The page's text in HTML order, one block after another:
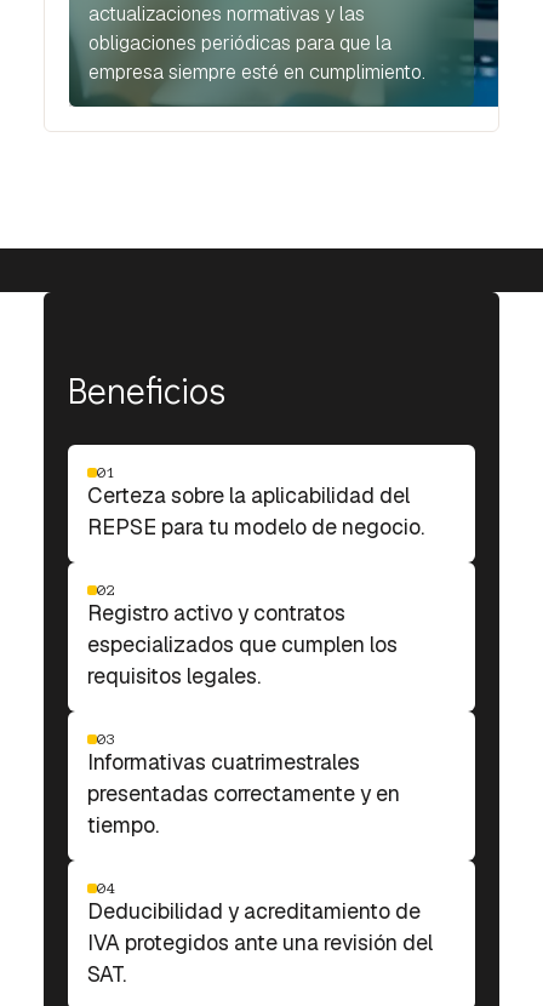
actualizaciones normativas y las
obligaciones periódicas para que la
empresa siempre esté en cumplimiento.
Beneficios
01
Certeza sobre la aplicabilidad del
REPSE para tu modelo de negocio.
02
Registro activo y contratos
especializados que cumplen los
requisitos legales.
03
Informativas cuatrimestrales
presentadas correctamente y en
tiempo.
04
Deducibilidad y acreditamiento de
IVA protegidos ante una revisión del
SAT.